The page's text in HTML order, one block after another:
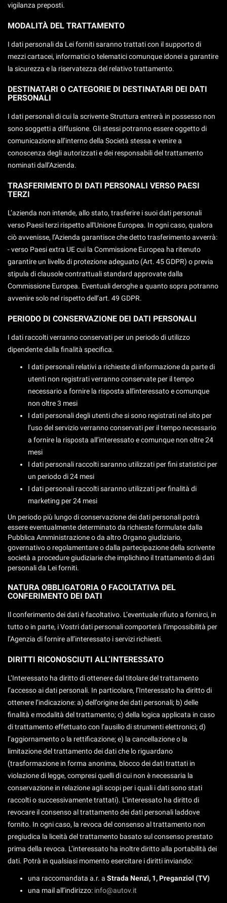
vigilanza preposti.
MODALITÀ DEL TRATTAMENTO
I dati personali da Lei forniti saranno trattati con il supporto di
mezzi cartacei, informatici o telematici comunque idonei a garantire
la sicurezza e la riservatezza del relativo trattamento.
DESTINATARI O CATEGORIE DI DESTINATARI DEI DATI
PERSONALI
I dati personali di cui la scrivente Struttura entrerà in possesso non
sono soggetti a diffusione. Gli stessi potranno essere oggetto di
comunicazione all’interno della Società stessa e venire a
conoscenza degli autorizzati e dei responsabili del trattamento
nominati dall’Azienda.
TRASFERIMENTO DI DATI PERSONALI VERSO PAESI
TERZI
L’azienda non intende, allo stato, trasferire i suoi dati personali
verso Paesi terzi rispetto all'Unione Europea. In ogni caso, qualora
ciò avvenisse, l’Azienda garantisce che detto trasferimento avverrà:
- verso Paesi extra UE cui la Commissione Europea ha ritenuto
garantire un livello di protezione adeguato (Art. 45 GDPR) o previa
stipula di clausole contrattuali standard approvate dalla
Commissione Europea. Eventuali deroghe a quanto sopra potranno
avvenire solo nel rispetto dell’art. 49 GDPR.
PERIODO DI CONSERVAZIONE DEI DATI PERSONALI
I dati raccolti verranno conservati per un periodo di utilizzo
dipendente dalla finalità specifica.
I dati personali relativi a richieste di informazione da parte di
utenti non registrati verranno conservate per il tempo
necessario a fornire la risposta all'interessato e comunque
non oltre 3 mesi
I dati personali degli utenti che si sono registrati nel sito per
l’uso del servizio verranno conservati per il tempo necessario
a fornire la risposta all’interessato e comunque non oltre 24
mesi
I dati personali raccolti saranno utilizzati per fini statistici per
un periodo di 24 mesi
I dati personali raccolti saranno utilizzati per finalità di
marketing per 24 mesi
Un periodo più lungo di conservazione dei dati personali potrà
essere eventualmente determinato da richieste formulate dalla
Pubblica Amministrazione o da altro Organo giudiziario,
governativo o regolamentare o dalla partecipazione della scrivente
società a procedure giudiziarie che implichino il trattamento di dati
personali da Lei forniti.
NATURA OBBLIGATORIA O FACOLTATIVA DEL
CONFERIMENTO DEI DATI
Il conferimento dei dati è facoltativo. L’eventuale rifiuto a fornirci, in
tutto o in parte, i Vostri dati personali comporterà l’impossibilità per
l’Agenzia di fornire all’interessato i servizi richiesti.
DIRITTI RICONOSCIUTI ALL’INTERESSATO
L’Interessato ha diritto di ottenere dal titolare del trattamento
l’accesso ai dati personali. In particolare, l’Interessato ha diritto di
ottenere l’indicazione: a) dell’origine dei dati personali; b) delle
finalità e modalità del trattamento; c) della logica applicata in caso
di trattamento effettuato con l’ausilio di strumenti elettronici; d)
l’aggiornamento o la rettificazione; e) la cancellazione o la
limitazione del trattamento dei dati che lo riguardano
(trasformazione in forma anonima, blocco dei dati trattati in
violazione di legge, compresi quelli di cui non è necessaria la
conservazione in relazione agli scopi per i quali i dati sono stati
raccolti o successivamente trattati). L’interessato ha diritto di
revocare il consenso al trattamento dei dati personali laddove
fornito. In ogni caso, la revoca del consenso al trattamento non
pregiudica la liceità del trattamento basato sul consenso prestato
prima della revoca. L’interessato ha inoltre diritto alla portabilità dei
dati. Potrà in qualsiasi momento esercitare i diritti inviando:
una raccomandata a.r. a Strada Nenzi, 1, Preganziol (TV)
una mail all’indirizzo: info@autov.it